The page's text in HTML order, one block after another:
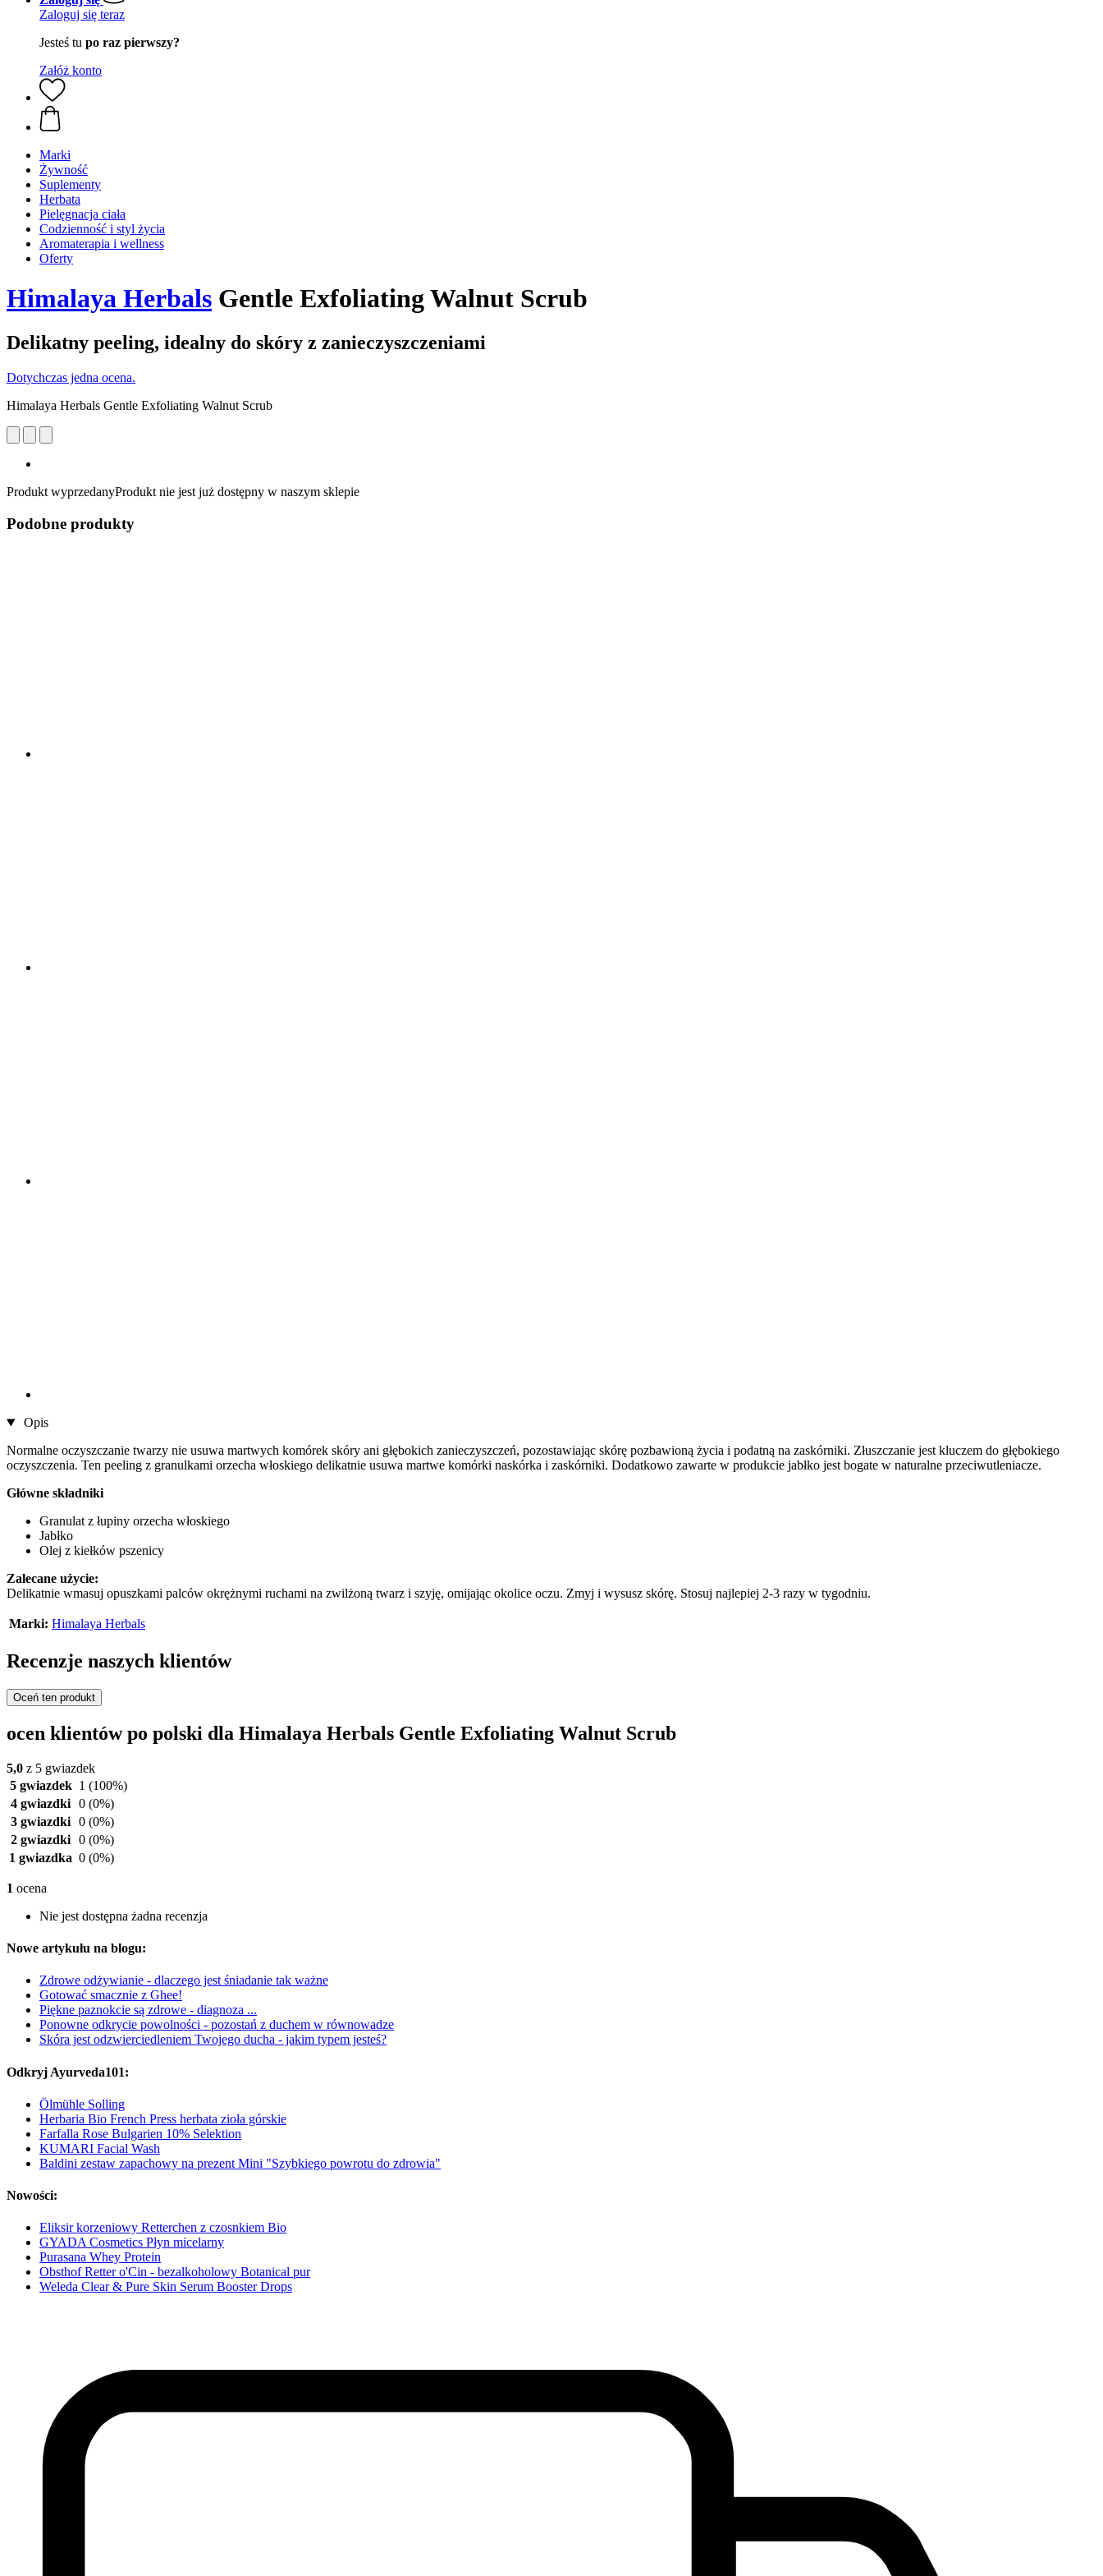
Zaloguj się teraz
Jesteś tu po raz pierwszy?
Załóż konto
Marki
Żywność
Suplementy
Herbata
Pielęgnacja ciała
Codzienność i styl życia
Aromaterapia i wellness
Oferty
Himalaya Herbals Gentle Exfoliating Walnut Scrub
Delikatny peeling, idealny do skóry z zanieczyszczeniami
Dotychczas jedna ocena.
Himalaya Herbals Gentle Exfoliating Walnut Scrub
Produkt wyprzedanyProdukt nie jest już dostępny w naszym sklepie
Podobne produkty
Opis
Normalne oczyszczanie twarzy nie usuwa martwych komórek skóry ani głębokich zanieczyszczeń, pozostawiając skórę pozbawioną życia i podatną na zaskórniki. Złuszczanie jest kluczem do głębokiego
oczyszczenia. Ten peeling z granulkami orzecha włoskiego delikatnie usuwa martwe komórki naskórka i zaskórniki. Dodatkowo zawarte w produkcie jabłko jest bogate w naturalne przeciwutleniacze.
Główne składniki
Granulat z łupiny orzecha włoskiego
Jabłko
Olej z kiełków pszenicy
Zalecane użycie:
Delikatnie wmasuj opuszkami palców okrężnymi ruchami na zwilżoną twarz i szyję, omijając okolice oczu. Zmyj i wysusz skórę. Stosuj najlepiej 2-3 razy w tygodniu.
Marki: Himalaya Herbals
Recenzje naszych klientów
Oceń ten produkt
ocen klientów po polski dla Himalaya Herbals Gentle Exfoliating Walnut Scrub
5,0 z 5 gwiazdek
5 gwiazdek 1 (100%)
4 gwiazdki 0 (0%)
3 gwiazdki 0 (0%)
2 gwiazdki 0 (0%)
1 gwiazdka 0 (0%)
1 ocena
Nie jest dostępna żadna recenzja
Nowe artykułu na blogu:
Zdrowe odżywianie - dlaczego jest śniadanie tak ważne
Gotować smacznie z Ghee!
Piękne paznokcie są zdrowe - diagnoza ...
Ponowne odkrycie powolności - pozostań z duchem w równowadze
Skóra jest odzwierciedleniem Twojego ducha - jakim typem jesteś?
Odkryj Ayurveda101:
Ölmühle Solling
Herbaria Bio French Press herbata zioła górskie
Farfalla Rose Bulgarien 10% Selektion
KUMARI Facial Wash
Baldini zestaw zapachowy na prezent Mini "Szybkiego powrotu do zdrowia"
Nowości:
Eliksir korzeniowy Retterchen z czosnkiem Bio
GYADA Cosmetics Płyn micelarny
Purasana Whey Protein
Obsthof Retter o'Cin - bezalkoholowy Botanical pur
Weleda Clear & Pure Skin Serum Booster Drops